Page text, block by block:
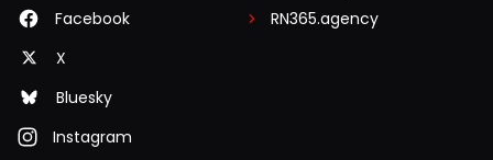
Facebook
X
Bluesky
Instagram
RN365.agency